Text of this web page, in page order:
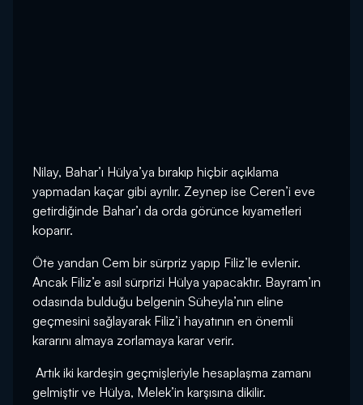
Nilay, Bahar’ı Hülya’ya bırakıp hiçbir açıklama
yapmadan kaçar gibi ayrılır. Zeynep ise Ceren’i eve
getirdiğinde Bahar’ı da orda görünce kıyametleri
koparır.
Öte yandan Cem bir sürpriz yapıp Filiz’le evlenir.
Ancak Filiz’e asıl sürprizi Hülya yapacaktır. Bayram’ın
odasında bulduğu belgenin Süheyla’nın eline
geçmesini sağlayarak Filiz’i hayatının en önemli
kararını almaya zorlamaya karar verir.
Artık iki kardeşin geçmişleriyle hesaplaşma zamanı
gelmiştir ve Hülya, Melek’in karşısına dikilir.